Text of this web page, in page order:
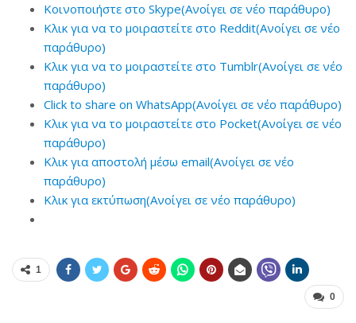
Κοινοποιήστε στο Skype(Ανοίγει σε νέο παράθυρο)
Κλικ για να το μοιραστείτε στο Reddit(Ανοίγει σε νέο
παράθυρο)
Κλικ για να το μοιραστείτε στο Tumblr(Ανοίγει σε νέο
παράθυρο)
Click to share on WhatsApp(Ανοίγει σε νέο παράθυρο)
Κλικ για να το μοιραστείτε στο Pocket(Ανοίγει σε νέο
παράθυρο)
Κλικ για αποστολή μέσω email(Ανοίγει σε νέο
παράθυρο)
Κλικ για εκτύπωση(Ανοίγει σε νέο παράθυρο)
1
0